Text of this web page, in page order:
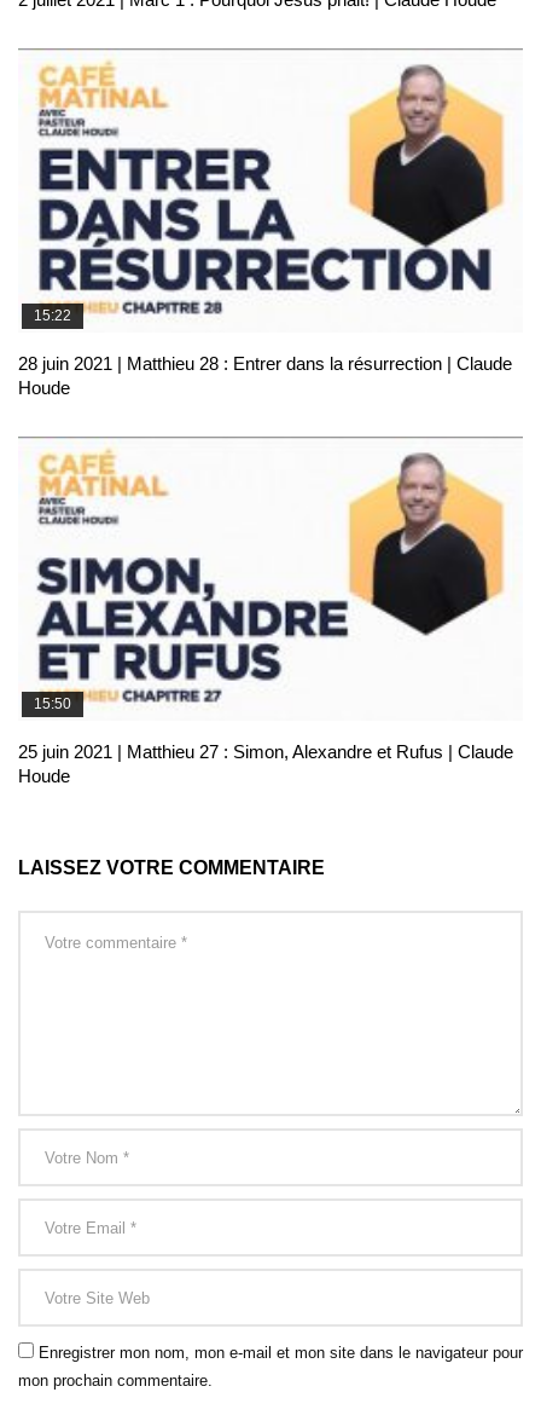
15:22
28 juin 2021 | Matthieu 28 : Entrer dans la résurrection | Claude
Houde
15:50
25 juin 2021 | Matthieu 27 : Simon, Alexandre et Rufus | Claude
Houde
LAISSEZ VOTRE COMMENTAIRE
Enregistrer mon nom, mon e-mail et mon site dans le navigateur pour
mon prochain commentaire.